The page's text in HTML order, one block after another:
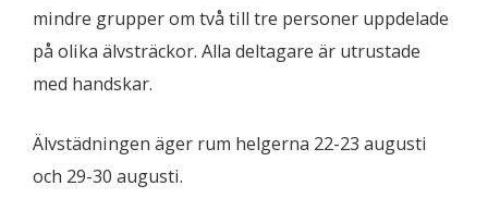
mindre grupper om två till tre personer uppdelade
på olika älvsträckor. Alla deltagare är utrustade
med handskar.
Älvstädningen äger rum helgerna 22-23 augusti
och 29-30 augusti.